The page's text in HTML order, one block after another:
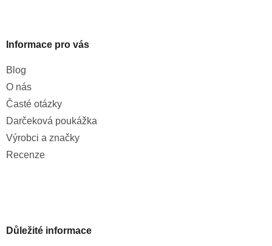
Informace pro vás
Blog
O nás
Časté otázky
Darčeková poukážka
Výrobci a značky
Recenze
Důležité informace